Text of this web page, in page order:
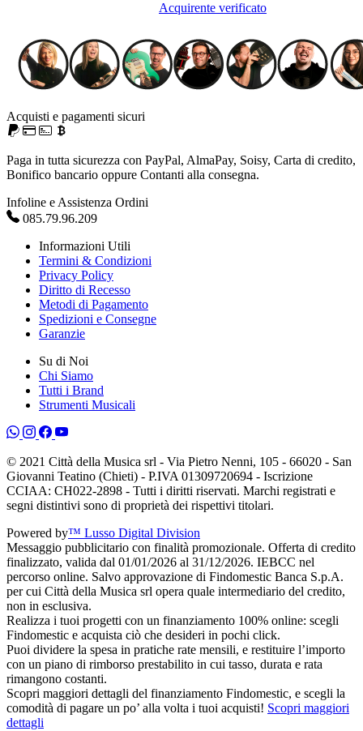
Acquirente verificato
Acquisti e pagamenti sicuri
Paga in tutta sicurezza con PayPal, AlmaPay, Soisy, Carta di credito,
Bonifico bancario oppure Contanti alla consegna.
Infoline e Assistenza Ordini
085.79.96.209
Informazioni Utili
Termini & Condizioni
Privacy Policy
Diritto di Recesso
Metodi di Pagamento
Spedizioni e Consegne
Garanzie
Su di Noi
Chi Siamo
Tutti i Brand
Strumenti Musicali
© 2021 Città della Musica srl - Via Pietro Nenni, 105 - 66020 - San
Giovanni Teatino (Chieti) - P.IVA 01309720694 - Iscrizione
CCIAA: CH022-2898 - Tutti i diritti riservati. Marchi registrati e
segni distintivi sono di proprietà dei rispettivi titolari.
Powered by™ Lusso Digital Division
Messaggio pubblicitario con finalità promozionale. Offerta di credito
finalizzato, valida dal 01/01/2026 al 31/12/2026. IEBCC nel
percorso online. Salvo approvazione di Findomestic Banca S.p.A.
per cui Città della Musica srl opera quale intermediario del credito,
non in esclusiva.
Realizza i tuoi progetti con un finanziamento 100% online: scegli
Findomestic e acquista ciò che desideri in pochi click.
Puoi dividere la spesa in pratiche rate mensili, e restituire l’importo
con un piano di rimborso prestabilito in cui tasso, durata e rata
rimangono costanti.
Scopri maggiori dettagli del finanziamento Findomestic, e scegli la
comodità di pagare un po’ alla volta i tuoi acquisti! Scopri maggiori
dettagli